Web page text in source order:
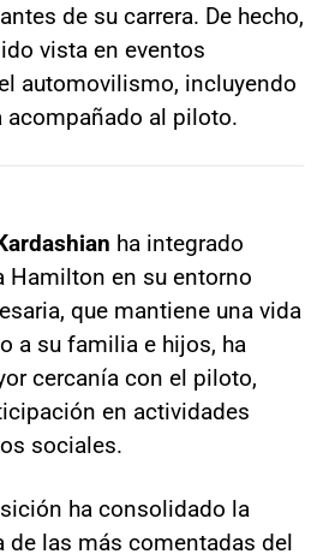
de su carrera. De hecho,
vista en eventos
automovilismo, incluyendo
acompañado al piloto.
ha integrado
Hamilton en su entorno
que mantiene una vida
a su familia e hijos, ha
cercanía con el piloto,
en actividades
sociales.
ha consolidado la
de las más comentadas del